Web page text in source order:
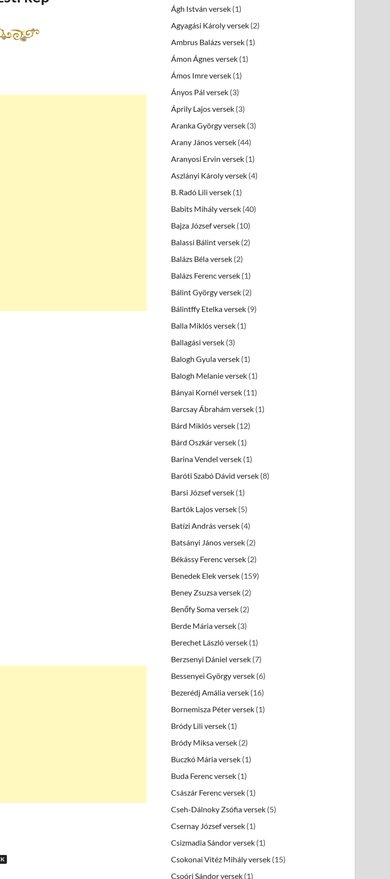
Ágh István versek (1)
Agyagási Károly versek (2)
Ambrus Balázs versek (1)
Ámon Ágnes versek (1)
Ámos Imre versek (1)
Ányos Pál versek (3)
Áprily Lajos versek (3)
Aranka György versek (3)
Arany János versek (44)
Aranyosi Ervin versek (1)
Aszlányi Károly versek (4)
B. Radó Lili versek (1)
Babits Mihály versek (40)
Bajza József versek (10)
Balassi Bálint versek (2)
Balázs Béla versek (2)
Balázs Ferenc versek (1)
Bálint György versek (2)
Bálintffy Etelka versek (9)
Balla Miklós versek (1)
Ballagási versek (3)
Balogh Gyula versek (1)
Balogh Melanie versek (1)
Bányai Kornél versek (11)
Barcsay Ábrahám versek (1)
Bárd Miklós versek (12)
Bárd Oszkár versek (1)
Barina Vendel versek (1)
Baróti Szabó Dávid versek (8)
Barsi József versek (1)
Bartók Lajos versek (5)
Batízi András versek (4)
Batsányi János versek (2)
Békássy Ferenc versek (2)
Benedek Elek versek (159)
Beney Zsuzsa versek (2)
Benőfy Soma versek (2)
Berde Mária versek (3)
Berechet László versek (1)
Berzsenyi Dániel versek (7)
Bessenyei György versek (6)
Bezerédj Amália versek (16)
Bornemisza Péter versek (1)
Bródy Lili versek (1)
Bródy Miksa versek (2)
Buczkó Mária versek (1)
Buda Ferenc versek (1)
Császár Ferenc versek (1)
Cseh-Dálnoky Zsófia versek (5)
Csernay József versek (1)
Csizmadia Sándor versek (1)
Csokonai Vitéz Mihály versek (15)
Csoóri Sándor versek (1)